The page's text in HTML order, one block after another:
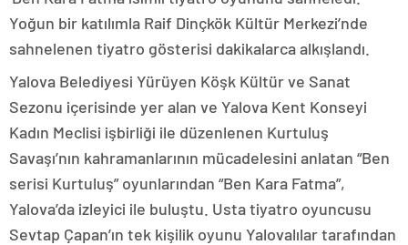
Yoğun bir katılımla Raif Dinçkök Kültür Merkezi’nde
sahnelenen tiyatro gösterisi dakikalarca alkışlandı.
Yalova Belediyesi Yürüyen Köşk Kültür ve Sanat
Sezonu içerisinde yer alan ve Yalova Kent Konseyi
Kadın Meclisi işbirliği ile düzenlenen Kurtuluş
Savaşı’nın kahramanlarının mücadelesini anlatan “Ben
serisi Kurtuluş” oyunlarından “Ben Kara Fatma”,
Yalova’da izleyici ile buluştu. Usta tiyatro oyuncusu
Sevtap Çapan’ın tek kişilik oyunu Yalovalılar tarafından